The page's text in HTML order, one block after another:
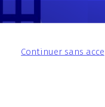
Continuer sans